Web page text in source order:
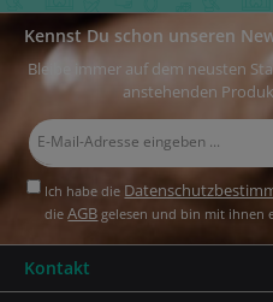
Kennst Du schon unseren
Bleibe immer auf dem neusten
anstehenden
Ich habe die
dieAGB gelesen und bin mit ihnen
Kontakt